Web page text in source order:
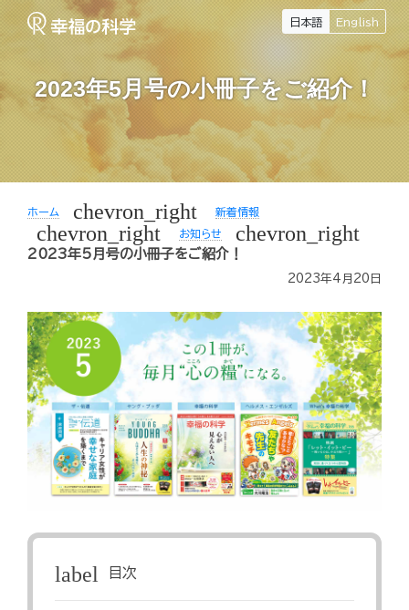
日本語 English
2023年5月号の小冊子をご紹介！
ホーム chevron_right 新着情報
chevron_right お知らせ chevron_right
2023年5月号の小冊子をご紹介！
2023年4月20日
label 目次